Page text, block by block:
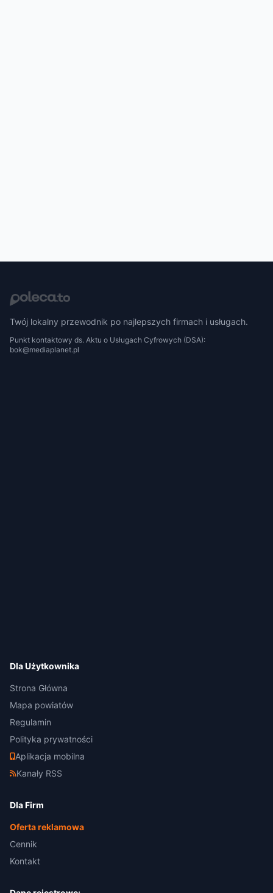
Twój lokalny przewodnik po najlepszych firmach i usługach.
Punkt kontaktowy ds. Aktu o Usługach Cyfrowych (DSA):
bok@mediaplanet.pl
Dla Użytkownika
Strona Główna
Mapa powiatów
Regulamin
Polityka prywatności
Aplikacja mobilna
Kanały RSS
Dla Firm
Oferta reklamowa
Cennik
Kontakt